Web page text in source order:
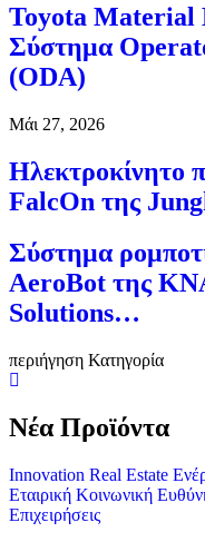
Toyota Material
Σύστημα
(ODA)
Μάι 27, 2026
Ηλεκτροκίνητο
FalcOn της
Σύστημα
AeroBot της
Solutions…
περιήγηση Κατηγορία
Νέα Προϊόντα
Innovation Real Estate
Εταιρική Κοινωνική
Επιχειρήσεις